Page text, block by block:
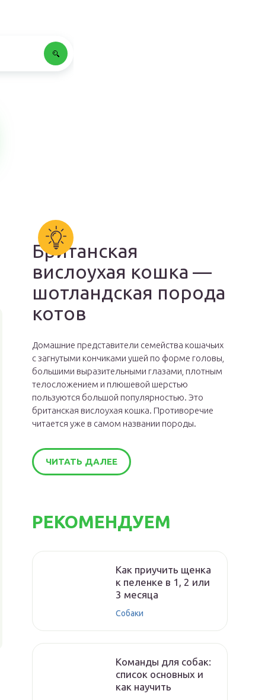
Британская
вислоухая кошка —
шотландская порода
котов
Домашние представители семейства кошачьих
с загнутыми кончиками ушей по форме головы,
большими выразительными глазами, плотным
телосложением и плюшевой шерстью
пользуются большой популярностью. Это
британская вислоухая кошка. Противоречие
читается уже в самом названии породы.
ЧИТАТЬ ДАЛЕЕ
РЕКОМЕНДУЕМ
Как приучить щенка
к пеленке в 1, 2 или
3 месяца
Собаки
Команды для собак:
список основных и
как научить